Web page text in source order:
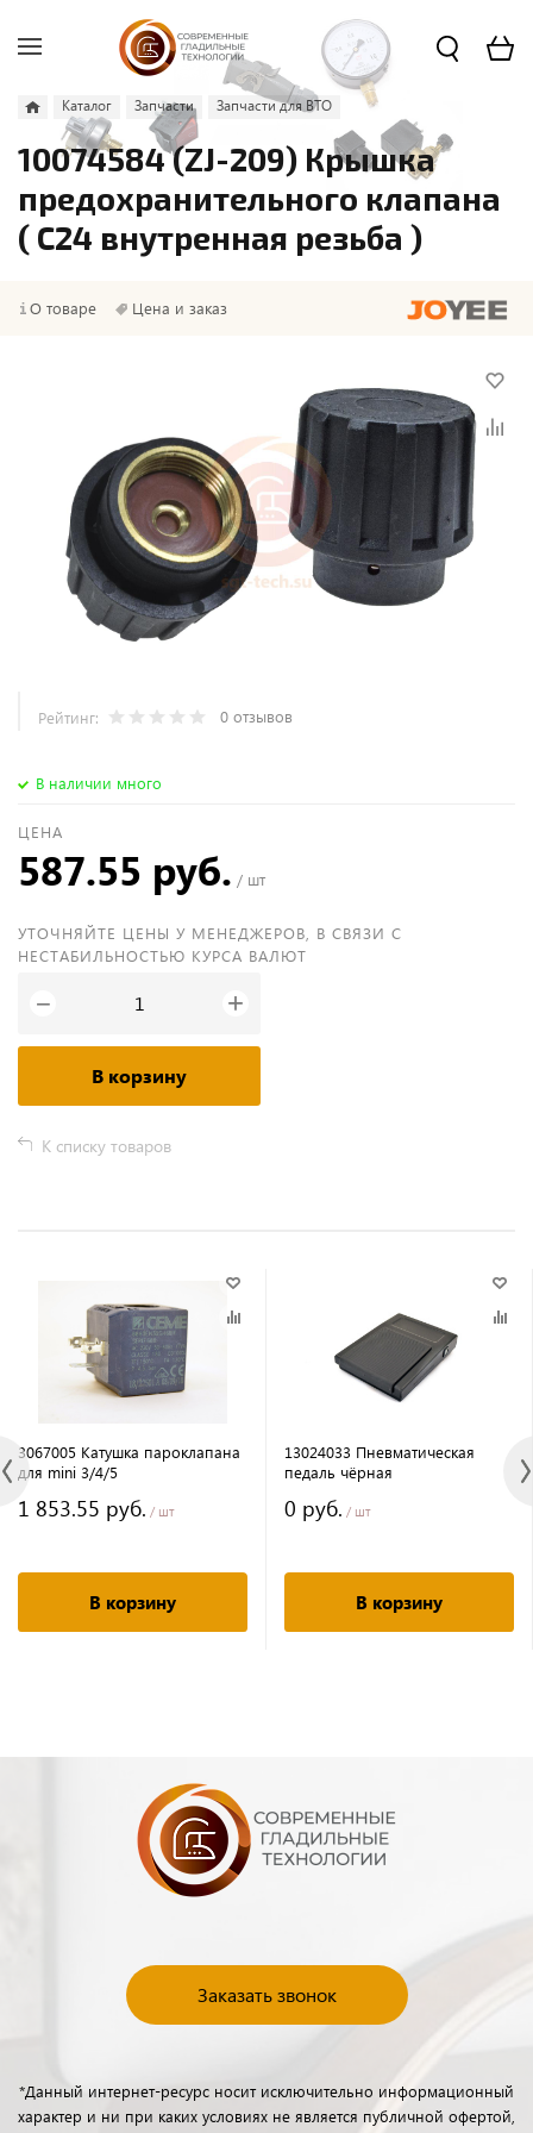
Каталог Запчасти Запчасти для ВТО
10074584 (ZJ-209) Крышка
предохранительного клапана
( C24 внутренная резьба )
О товаре Цена и заказ
Рейтинг: 0 отзывов
В наличии много
ЦЕНА
587.55 руб. / шт
УТОЧНЯЙТЕ ЦЕНЫ У МЕНЕДЖЕРОВ, В СВЯЗИ С
НЕСТАБИЛЬНОСТЬЮ КУРСА ВАЛЮТ
− +
В корзину
К списку товаров
3067005 Катушка пароклапана
для mini 3/4/5
1 853.55 руб. / шт
В корзину
13024033 Пневматическая
педаль чёрная
0 руб. / шт
В корзину
Заказать звонок
*Данный интернет-ресурс носит исключительно информационный
характер и ни при каких условиях не является публичной офертой,